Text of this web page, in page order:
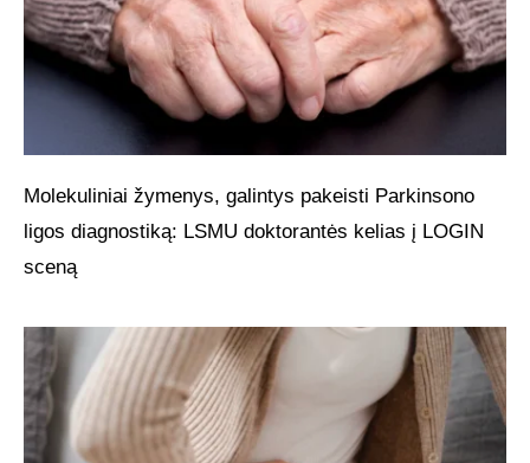
Molekuliniai žymenys, galintys pakeisti Parkinsono
ligos diagnostiką: LSMU doktorantės kelias į LOGIN
sceną